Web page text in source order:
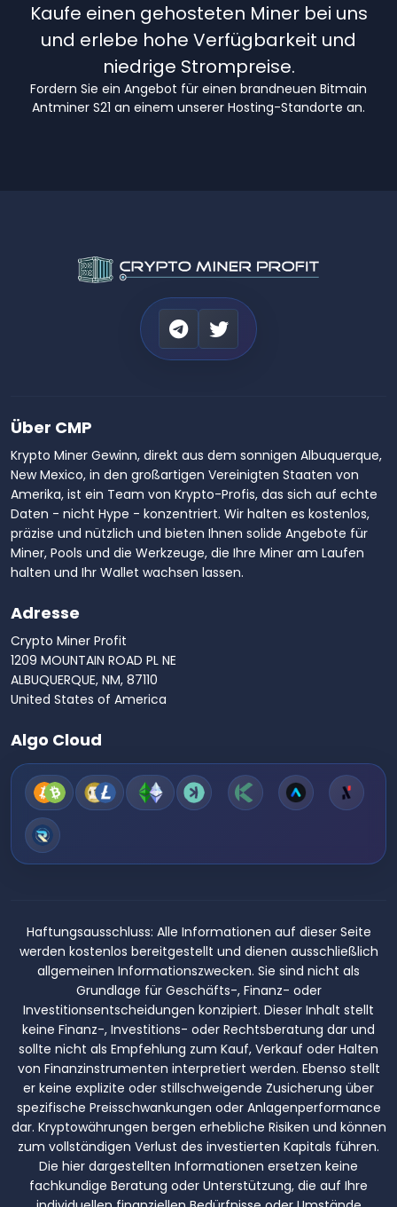
Kaufe einen gehosteten Miner bei uns
und erlebe hohe Verfügbarkeit und
niedrige Strompreise.
Fordern Sie ein Angebot für einen brandneuen Bitmain
Antminer S21 an einem unserer Hosting-Standorte an.
Über CMP
Krypto Miner Gewinn, direkt aus dem sonnigen Albuquerque,
New Mexico, in den großartigen Vereinigten Staaten von
Amerika, ist ein Team von Krypto-Profis, das sich auf echte
Daten - nicht Hype - konzentriert. Wir halten es kostenlos,
präzise und nützlich und bieten Ihnen solide Angebote für
Miner, Pools und die Werkzeuge, die Ihre Miner am Laufen
halten und Ihr Wallet wachsen lassen.
Adresse
Crypto Miner Profit
1209 MOUNTAIN ROAD PL NE
ALBUQUERQUE, NM, 87110
United States of America
Algo Cloud
Haftungsausschluss: Alle Informationen auf dieser Seite
werden kostenlos bereitgestellt und dienen ausschließlich
allgemeinen Informationszwecken. Sie sind nicht als
Grundlage für Geschäfts-, Finanz- oder
Investitionsentscheidungen konzipiert. Dieser Inhalt stellt
keine Finanz-, Investitions- oder Rechtsberatung dar und
sollte nicht als Empfehlung zum Kauf, Verkauf oder Halten
von Finanzinstrumenten interpretiert werden. Ebenso stellt
er keine explizite oder stillschweigende Zusicherung über
spezifische Preisschwankungen oder Anlagenperformance
dar. Kryptowährungen bergen erhebliche Risiken und können
zum vollständigen Verlust des investierten Kapitals führen.
Die hier dargestellten Informationen ersetzen keine
fachkundige Beratung oder Unterstützung, die auf Ihre